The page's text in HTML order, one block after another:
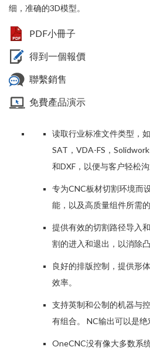
细，准确的3D模型。
PDF小冊子
得到一個報價
聯繫銷售
免費產品演示
读取行业标准文件类型，
SAT，VDA-FS，
和DXF，以便与客户轻松沟
专为CNC板材切割环境而
能，以及高质量组件所需的
提供有效的切割路径导入
割的进入和退出，以消除
良好的排版控制，提供形
效率。
支持英制和公制的机器与
有组合。 NC输出可以是绝
OneCNC没有像大多数系